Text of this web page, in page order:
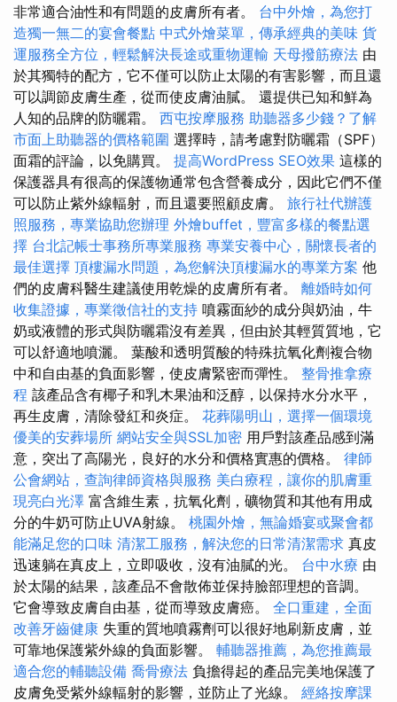
非常適合油性和有問題的皮膚所有者。 台中外燴，為您打
造獨一無二的宴會餐點 中式外燴菜單，傳承經典的美味 貨
運服務全方位，輕鬆解決長途或重物運輸 天母撥筋療法 由
於其獨特的配方，它不僅可以防止太陽的有害影響，而且還
可以調節皮膚生產，從而使皮膚油膩。 還提供已知和鮮為
人知的品牌的防曬霜。 西屯按摩服務 助聽器多少錢？了解
市面上助聽器的價格範圍 選擇時，請考慮對防曬霜（SPF）
面霜的評論，以免購買。 提高WordPress SEO效果 這樣的
保護器具有很高的保護物通常包含營養成分，因此它們不僅
可以防止紫外線輻射，而且還要照顧皮膚。 旅行社代辦護
照服務，專業協助您辦理 外燴buffet，豐富多樣的餐點選
擇 台北記帳士事務所專業服務 專業安養中心，關懷長者的
最佳選擇 頂樓漏水問題，為您解決頂樓漏水的專業方案 他
們的皮膚科醫生建議使用乾燥的皮膚所有者。 離婚時如何
收集證據，專業徵信社的支持 噴霧面紗的成分與奶油，牛
奶或液體的形式與防曬霜沒有差異，但由於其輕質質地，它
可以舒適地噴灑。 葉酸和透明質酸的特殊抗氧化劑複合物
中和自由基的負面影響，使皮膚緊密而彈性。 整骨推拿療
程 該產品含有椰子和乳木果油和泛醇，以保持水分水平，
再生皮膚，清除發紅和炎症。 花葬陽明山，選擇一個環境
優美的安葬場所 網站安全與SSL加密 用戶對該產品感到滿
意，突出了高陽光，良好的水分和價格實惠的價格。 律師
公會網站，查詢律師資格與服務 美白療程，讓你的肌膚重
現亮白光澤 富含維生素，抗氧化劑，礦物質和其他有用成
分的牛奶可防止UVA射線。 桃園外燴，無論婚宴或聚會都
能滿足您的口味 清潔工服務，解決您的日常清潔需求 真皮
迅速躺在真皮上，立即吸收，沒有油膩的光。 台中水療 由
於太陽的結果，該產品不會散佈並保持臉部理想的音調。
它會導致皮膚自由基，從而導致皮膚癌。 全口重建，全面
改善牙齒健康 失重的質地噴霧劑可以很好地刷新皮膚，並
可靠地保護紫外線的負面影響。 輔聽器推薦，為您推薦最
適合您的輔聽設備 喬骨療法 負擔得起的產品完美地保護了
皮膚免受紫外線輻射的影響，並防止了光線。 經絡按摩課